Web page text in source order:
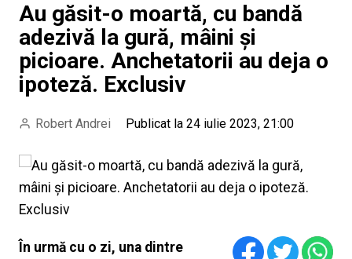
Au găsit-o moartă, cu bandă
adezivă la gură, mâini și
picioare. Anchetatorii au deja o
ipoteză. Exclusiv
Robert Andrei Publicat la 24 iulie 2023, 21:00
În urmă cu o zi, una dintre